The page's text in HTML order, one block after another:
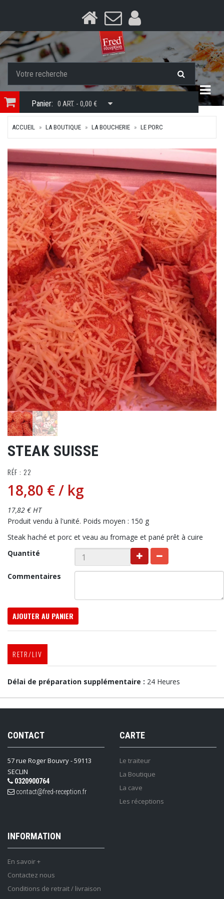
Panier: 0 ART. - 0,00 €
ACCUEIL LA BOUTIQUE LA BOUCHERIE LE PORC
STEAK SUISSE
RÉF : 22
18,80 €/ kg
17,82 € HT
Produit vendu à l'unité. Poids moyen : 150 g
Steak haché et porc et veau au fromage et pané prêt à cuire
Quantité
Commentaires
AJOUTER AU PANIER
RETR/LIV
Délai de préparation supplémentaire : 24 Heures
CONTACT
57 rue Roger Bouvry - 59113
SECLIN
0320900764
contact@fred-reception.fr
CARTE
Le traiteur
La Boutique
La cave
Les réceptions
INFORMATION
En savoir +
Contactez nous
Conditions de retrait / livraison